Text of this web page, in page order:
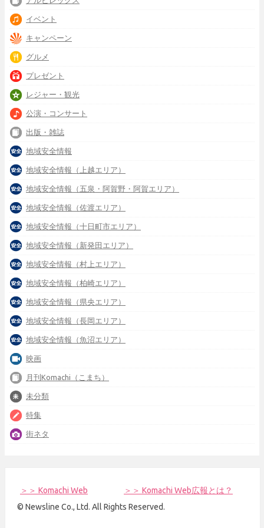
イベント
キャンペーン
グルメ
プレゼント
レジャー・観光
公演・コンサート
出版・雑誌
地域安全情報
地域安全情報（上越エリア）
地域安全情報（五泉・阿賀野・阿賀エリア）
地域安全情報（佐渡エリア）
地域安全情報（十日町市エリア）
地域安全情報（新発田エリア）
地域安全情報（村上エリア）
地域安全情報（柏崎エリア）
地域安全情報（県央エリア）
地域安全情報（長岡エリア）
地域安全情報（魚沼エリア）
映画
月刊Komachi（こまち）
未分類
特集
街ネタ
＞＞ Komachi Web
＞＞ Komachi Web広報とは？
© Newsline Co., Ltd. All Rights Reserved.